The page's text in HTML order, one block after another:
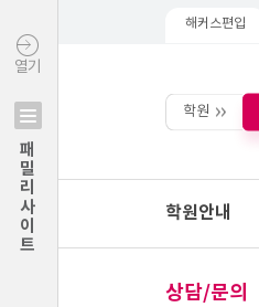
열기
패밀리사이트
해커스편입
학원
학원안내
상담/문의